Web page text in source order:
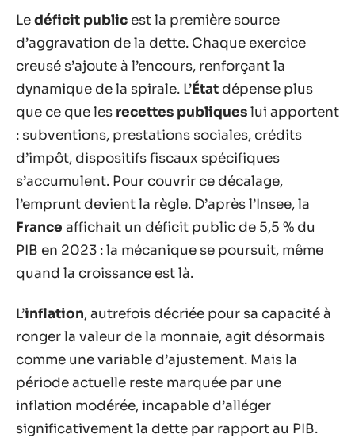
Ledéficit public est la première source
d’aggravation de la dette. Chaque exercice
creusé s’ajoute à l’encours, renforçant la
dynamique de la spirale. L’État dépense plus
que ce que les recettes publiqueslui apportent
: subventions, prestations sociales, crédits
d’impôt, dispositifs fiscaux spécifiques
s’accumulent. Pour couvrir ce décalage,
l’emprunt devient la règle. D’après l’Insee, la
France affichait un déficit public de 5,5 % du
PIB en 2023 : la mécanique se poursuit, même
quand la croissance est là.
L’inflation, autrefois décriée pour sa capacité à
ronger la valeur de la monnaie, agit désormais
comme une variable d’ajustement. Mais la
période actuelle reste marquée par une
inflation modérée, incapable d’alléger
significativement la dette par rapport au PIB.